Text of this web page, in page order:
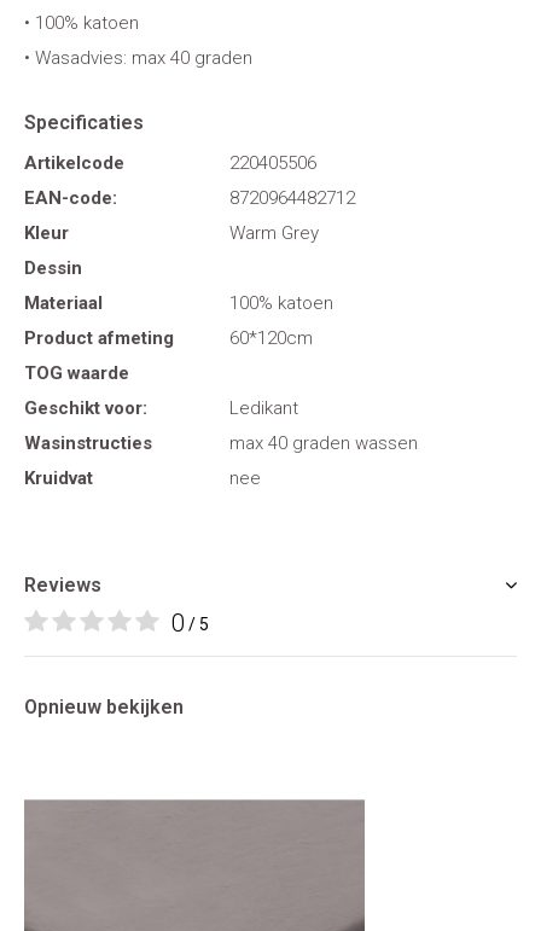
• 100% katoen
• Wasadvies: max 40 graden
Specificaties
Artikelcode
220405506
EAN-code:
8720964482712
Kleur
Warm Grey
Dessin
Materiaal
100% katoen
Product afmeting
60*120cm
TOG waarde
Geschikt voor:
Ledikant
Wasinstructies
max 40 graden wassen
Kruidvat
nee
Reviews
0 / 5
Opnieuw bekijken